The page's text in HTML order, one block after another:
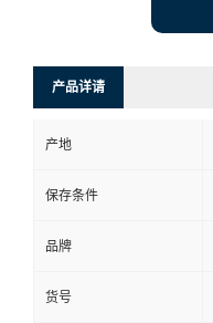
产品详请
产地
保存条件
品牌
货号